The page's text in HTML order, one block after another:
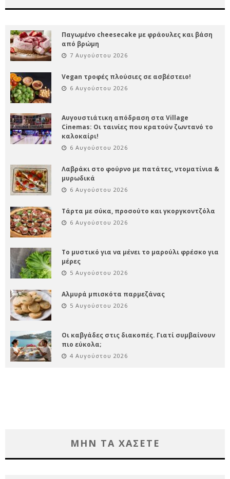
Παγωμένο cheesecake με φράουλες και βάση
από βρώμη
7 Αυγούστου 2026
Vegan τροφές πλούσιες σε ασβέστειο!
6 Αυγούστου 2026
Αυγουστιάτικη απόδραση στα Village
Cinemas: Οι ταινίες που κρατούν ζωντανό το
καλοκαίρι!
6 Αυγούστου 2026
Λαβράκι στο φούρνο με πατάτες, ντοματίνια &
μυρωδικά
6 Αυγούστου 2026
Τάρτα με σύκα, προσούτο και γκοργκοντζόλα
6 Αυγούστου 2026
Το μυστικό για να μένει το μαρούλι φρέσκο για
μέρες
5 Αυγούστου 2026
Αλμυρά μπισκότα παρμεζάνας
5 Αυγούστου 2026
Οι καβγάδες στις διακοπές. Γιατί συμβαίνουν
πιο εύκολα;
4 Αυγούστου 2026
ΜΗΝ ΤΑ ΧΑΣΕΤΕ